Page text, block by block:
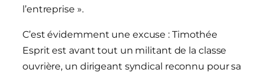
l’entreprise ».
C’est évidemment une excuse : Timothée
Esprit est avant tout un militant de la classe
ouvrière, un dirigeant syndical reconnu pour sa